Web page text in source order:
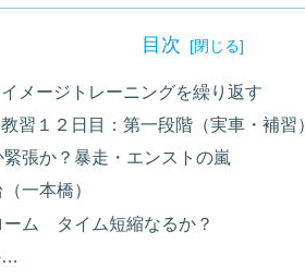
目次
メージトレーニングを繰り返す
習１２日目：第一段階（実車・補
張か？暴走・エンストの嵐
一本橋）
ーム タイム短縮なるか？
…